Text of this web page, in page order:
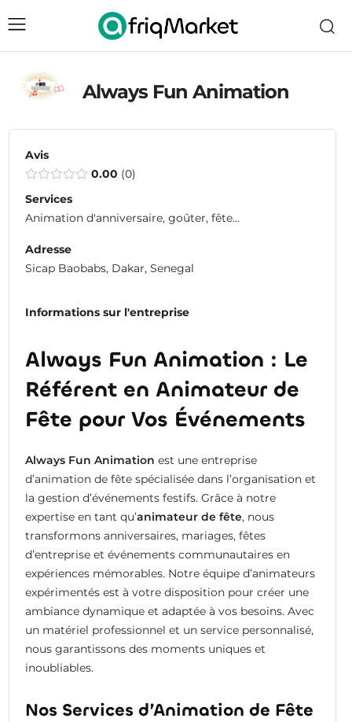
Always Fun Animation
Avis
0.00 0
Services
Animation d'anniversaire, goûter, fête...
Adresse
Sicap Baobabs, Dakar, Senegal
Informations sur l'entreprise
Always Fun Animation : Le
Référent en Animateur de
Fête pour Vos Événements
Always Fun Animation est une entreprise
d’animation de fête spécialisée dans l’organisation et
la gestion d’événements festifs. Grâce à notre
expertise en tant qu’animateur de fête, nous
transformons anniversaires, mariages, fêtes
d’entreprise et événements communautaires en
expériences mémorables. Notre équipe d’animateurs
expérimentés est à votre disposition pour créer une
ambiance dynamique et adaptée à vos besoins. Avec
un matériel professionnel et un service personnalisé,
nous garantissons des moments uniques et
inoubliables.
Nos Services d’Animation de Fête